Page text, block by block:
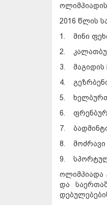
2016 წლის
1. მინი
2.
3. მაგიდის
4.
5.
6.
7.
8. მოძრავი
9.
ოლიმპიადა
და